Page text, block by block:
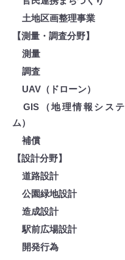
土地区画整理事業
【測量・調査分野】
測量
調査
UAV（ドローン）
GIS（地理情報システ
ム）
補償
【設計分野】
道路設計
公園緑地設計
造成設計
駅前広場設計
開発行為